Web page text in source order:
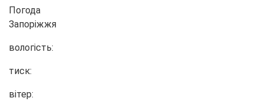
Погода
Запоріжжя
вологість:
тиск:
вітер: